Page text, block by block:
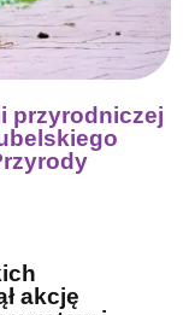
przyrodniczej
akcję